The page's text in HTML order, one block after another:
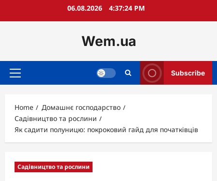
06.08.2026 4:37:26 PM
Wem.ua
Primary
Subscribe
Home
Домашнє господарство
Садівництво та рослини
Як садити полуницю: покроковий гайд для початківців
Садівництво та рослини